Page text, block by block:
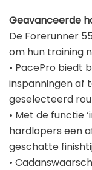
Geavanceerde
De Forerunner
om hun training
• PacePro biedt
inspanningen af
geselecteerd
• Met de functie
hardlopers een
geschatte
•